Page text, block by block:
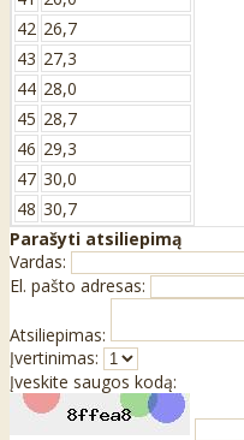
42 26,7
43 27,3
44 28,0
45 28,7
46 29,3
47 30,0
48 30,7
Parašyti atsiliepimą
Vardas:
El. pašto adresas:
Atsiliepimas:
Įvertinimas:
Įveskite saugos kodą: